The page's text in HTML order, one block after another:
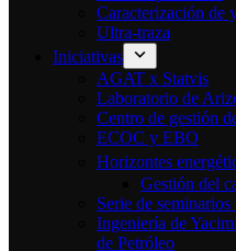
Caracterización de
Ultra-traza
Iniciativas
AGAT x Statvis
Laboratorio de
Centro de gestión
ECOC y EBO
Horizontes
Gestión del
Serie de
Ingeniería de
de Petróleo